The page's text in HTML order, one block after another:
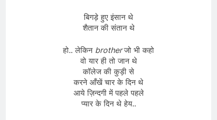
बिगड़े हुए इंसान थे
शैतान की संतान थे
हो.. लेकिन brotherजो भी कहो
वो यार ही तो जान थे
कॉलेज की कुड़ी से
करने आँखें चार के दिन थे
आये ज़िन्दगी में पहले पहले
प्यार के दिन थे हेय..